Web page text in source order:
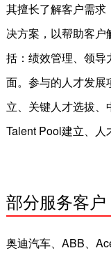
线测评
业技能培训
功案例
资团队
讯中心
天地
其擅长了解客户需
决方案，以帮助客
括：绩效管理、领
面。参与的人才发展
立、关键人才选拔
Talent Pool建立、人
部分服务客户
奥迪汽车、ABB、